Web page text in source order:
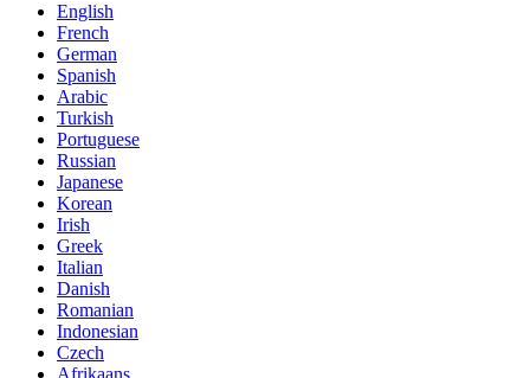
English
French
German
Spanish
Arabic
Turkish
Portuguese
Russian
Japanese
Korean
Irish
Greek
Italian
Danish
Romanian
Indonesian
Czech